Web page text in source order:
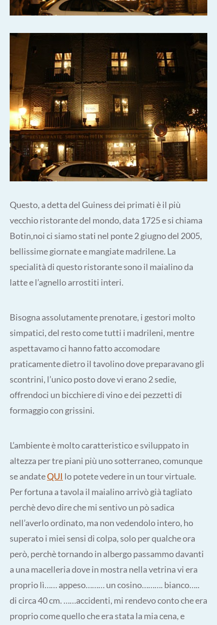
Questo, a detta del Guiness dei primati è il più
vecchio ristorante del mondo, data 1725 e si chiama
Botin,noi ci siamo stati nel ponte 2 giugno del 2005,
bellissime giornate e mangiate madrilene. La
specialità di questo ristorante sono il maialino da
latte e l’agnello arrostiti interi.
Bisogna assolutamente prenotare, i gestori molto
simpatici, del resto come tutti i madrileni, mentre
aspettavamo ci hanno fatto accomodare
praticamente dietro il tavolino dove preparavano gli
scontrini, l’unico posto dove vi erano 2 sedie,
offrendoci un bicchiere di vino e dei pezzetti di
formaggio con grissini.
L’ambiente è molto caratteristico e sviluppato in
altezza per tre piani più uno sotterraneo, comunque
se andateQUI lo potete vedere in un tour virtuale.
Per fortuna a tavola il maialino arrivò già tagliato
perchè devo dire che mi sentivo un pò sadica
nell’averlo ordinato, ma non vedendolo intero, ho
superato i miei sensi di colpa, solo per qualche ora
però, perchè tornando in albergo passammo davanti
a una macelleria dove in mostra nella vetrina vi era
proprio lì…… appeso……… un cosino………. bianco…..
di circa 40 cm. ……accidenti, mi rendevo conto che era
proprio come quello che era stata la mia cena, e